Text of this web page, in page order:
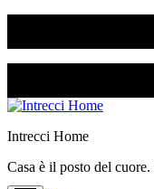
Intrecci Home
Casa è il posto del